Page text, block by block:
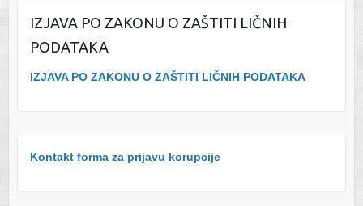
IZJAVA PO ZAKONU O ZAŠTITI LIČNIH
PODATAKA
IZJAVA PO ZAKONU O ZAŠTITI LIČNIH PODATAKA
Kontakt forma za prijavu korupcije